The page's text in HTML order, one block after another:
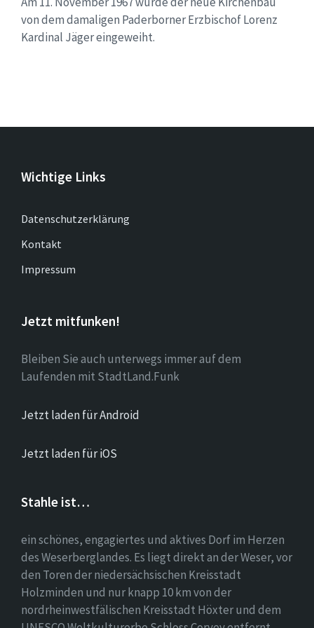
von dem damaligen Paderborner Erzbischof Lorenz
Kardinal Jäger eingeweiht.
Wichtige Links
Datenschutzerklärung
Kontakt
Impressum
Jetzt mitfunken!
Bleiben Sie auch unterwegs immer auf dem
Laufenden mit StadtLand.Funk
Jetzt laden für Android
Jetzt laden für iOS
Stahle ist…
ein schönes, engagiertes und aktives Dorf im Herzen
des Weserberglandes. Es liegt direkt an der Weser, vor
den Toren der niedersächsischen Kreisstadt
Holzminden und nur knapp 10 km von der
nordrheinwestfälischen Kreisstadt Höxter und dem